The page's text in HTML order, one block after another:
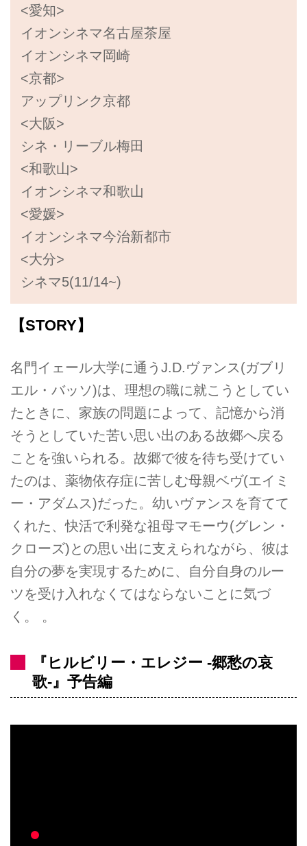
<愛知>
イオンシネマ名古屋茶屋
イオンシネマ岡崎
<京都>
アップリンク京都
<大阪>
シネ・リーブル梅田
<和歌山>
イオンシネマ和歌山
<愛媛>
イオンシネマ今治新都市
<大分>
シネマ5(11/14~)
【STORY】
名門イェール大学に通うJ.D.ヴァンス(ガブリ
エル・バッソ)は、理想の職に就こうとしてい
たときに、家族の問題によって、記憶から消
そうとしていた苦い思い出のある故郷へ戻る
ことを強いられる。故郷で彼を待ち受けてい
たのは、薬物依存症に苦しむ母親ベヴ(エイミ
ー・アダムス)だった。幼いヴァンスを育てて
くれた、快活で利発な祖母マモーウ(グレン・
クローズ)との思い出に支えられながら、彼は
自分の夢を実現するために、自分自身のルー
ツを受け入れなくてはならないことに気づ
く。 。
『ヒルビリー・エレジー -郷愁の哀
歌-』予告編